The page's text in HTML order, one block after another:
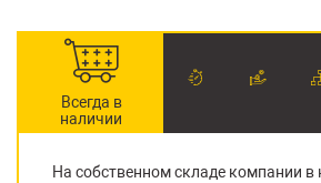
Всегда в
наличии
На собственном складе компании в